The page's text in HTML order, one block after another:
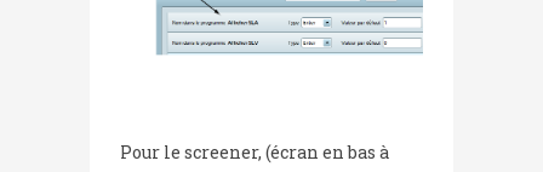
Pour le screener, (écran en bas à